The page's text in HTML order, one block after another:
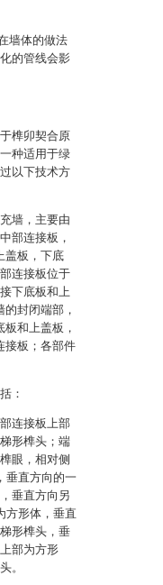
墙体的做法
的管线会影
榫卯契合原
种适用于绿
以下技术方
墙，主要由
部连接板，
盖板，下底
连接板位于
下底板和上
封闭端部，
和上盖板，
接板；各部件
：
连接板上部
形榫头；端
眼，相对侧
垂直方向的一
垂直方向另
方形体，垂直
形榫头，垂
部为方形
。